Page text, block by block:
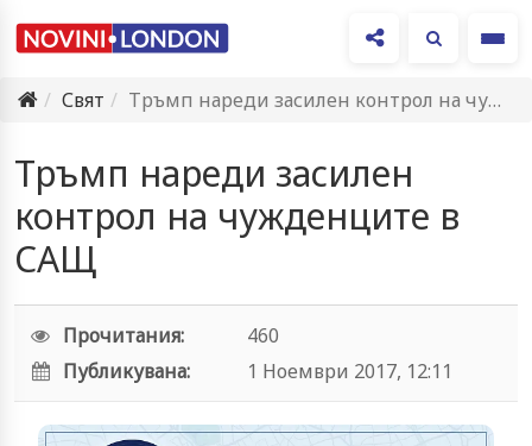
Свят
Тръмп нареди засилен контрол на чужденците в САЩ
Тръмп нареди засилен
контрол на чужденците в
САЩ
Прочитания:
460
Публикувана:
1 Ноември 2017, 12:11